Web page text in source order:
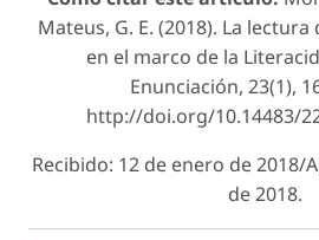
Mateus, G. E. (2018). La
en el marco de la
Enunciación, 23(1),
http://doi.org/10.14483/
Recibido: 12 de enero de 2018/
de 2018.